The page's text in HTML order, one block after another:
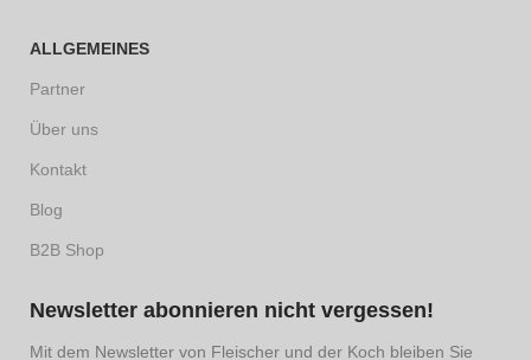
ALLGEMEINES
Partner
Über uns
Kontakt
Blog
B2B Shop
Newsletter abonnieren nicht vergessen!
Mit dem Newsletter von Fleischer und der Koch bleiben Sie